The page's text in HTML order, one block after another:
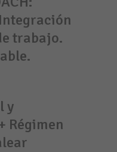
trabajo.
y
Régimen